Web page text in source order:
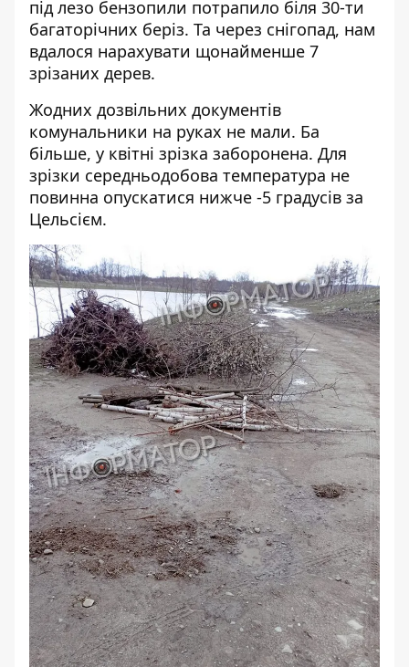
під лезо бензопили потрапило біля 30-ти
багаторічних беріз. Та через снігопад, нам
вдалося нарахувати щонайменше 7
зрізаних дерев.
Жодних дозвільних документів
комунальники на руках не мали. Ба
більше, у квітні зрізка заборонена. Для
зрізки середньодобова температура не
повинна опускатися нижче -5 градусів за
Цельсієм.